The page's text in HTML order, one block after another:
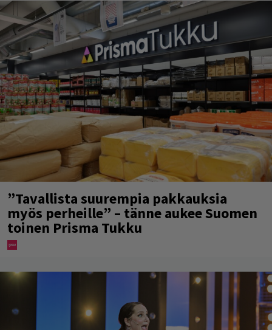
”Tavallista suurempia pakkauksia
myös perheille” – tänne aukee Suomen
toinen Prisma Tukku